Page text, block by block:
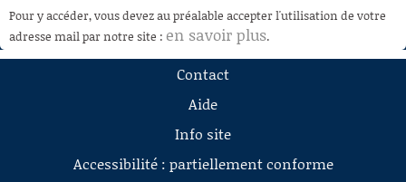
RECHERCHE
AIDE À LA DÉCOUPE
DE VIDÉOS
Pour y accéder, vous devez au préalable accepter l'utilisation de votre
adresse mail par notre site : en savoir plus.
Contact
Aide
Info site
Accessibilité : partiellement conforme